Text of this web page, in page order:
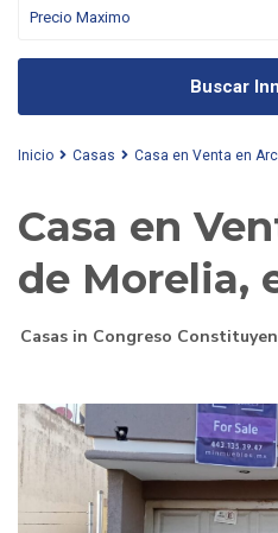
Buscar
Inicio Casas Casa en Venta en
Casa en
de Morelia,
Casas in Congreso